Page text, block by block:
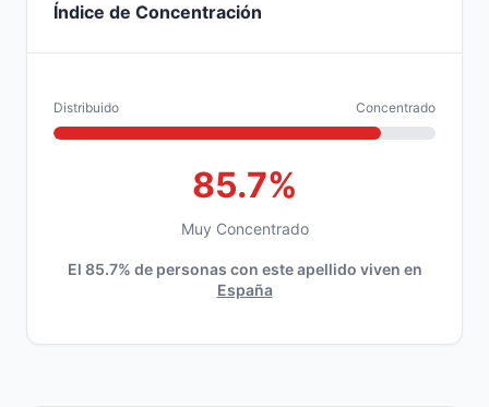
Índice de Concentración
Distribuido Concentrado
85.7%
Muy Concentrado
El 85.7% de personas con este apellido viven en
España